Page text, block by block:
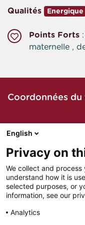
Qualités Energique
Points Forts
maternelle ,
Coordonnées du
English
Privacy on
We collect and
understand how it is
selected purposes, or
information, see our
Analytics